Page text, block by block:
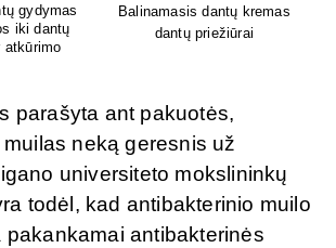
geriau
Lion's mane grybų papildai
smegenų veiklai
parašyta ant pakuotės,
neką geresnis už
universiteto mokslininkų
todėl, kad antibakterinio muilo
pakankamai antibakterinės